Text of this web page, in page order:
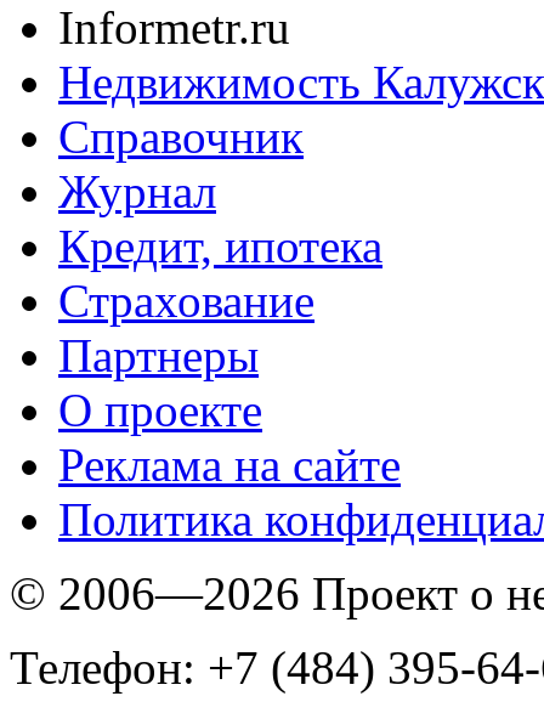
Informetr.ru
Недвижимость
Справочник
Журнал
Кредит, ипотека
Страхование
Партнеры
O проекте
Реклама на сайте
Политика
© 2006—2026 Проект о
Телефон: +7 (484) 395-